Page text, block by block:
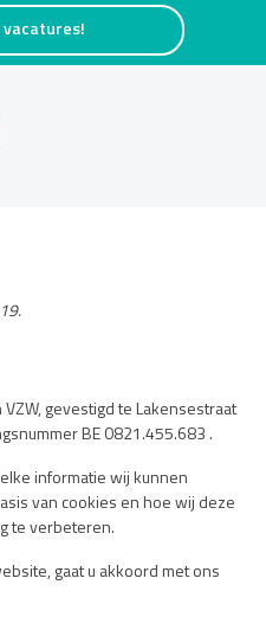
vacatures!
gevestigd te Lakensestraat
BE 0821.455.683 .
informatie wij kunnen
van cookies en hoe wij deze
te verbeteren.
gaat u akkoord met ons